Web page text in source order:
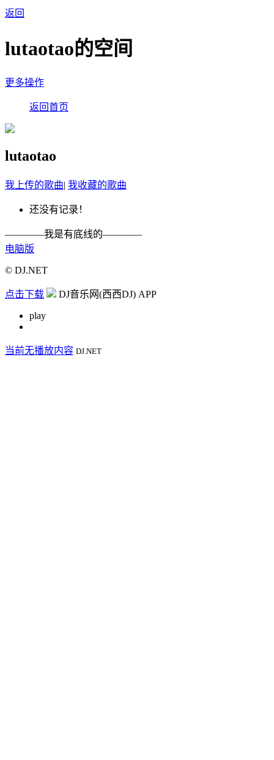
返回
lutaotao的空间
更多操作
返回首页
lutaotao
我上传的歌曲| 我收藏的歌曲
还没有记录！
————我是有底线的————
电脑版
© DJ.NET
点击下载 DJ音乐网(西西DJ) APP
play
当前无播放内容 DJ.NET